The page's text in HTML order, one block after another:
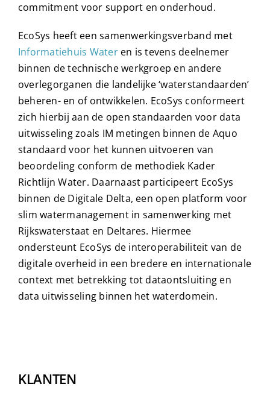
commitment voor support en onderhoud.
EcoSys heeft een samenwerkingsverband met
Informatiehuis Wateren is tevens deelnemer
binnen de technische werkgroep en andere
overlegorganen die landelijke ‘waterstandaarden’
beheren- en of ontwikkelen. EcoSys conformeert
zich hierbij aan de open standaarden voor data
uitwisseling zoals IM metingen binnen de Aquo
standaard voor het kunnen uitvoeren van
beoordeling conform de methodiek Kader
Richtlijn Water. Daarnaast participeert EcoSys
binnen de Digitale Delta, een open platform voor
slim watermanagement in samenwerking met
Rijkswaterstaat en Deltares. Hiermee
ondersteunt EcoSys de interoperabiliteit van de
digitale overheid in een bredere en internationale
context met betrekking tot dataontsluiting en
data uitwisseling binnen het waterdomein.
KLANTEN